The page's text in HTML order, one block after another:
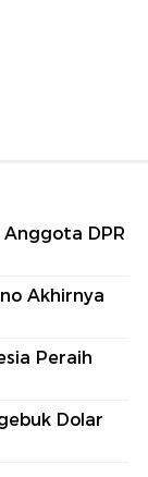
DPR
Akhirnya
Peraih
Dolar